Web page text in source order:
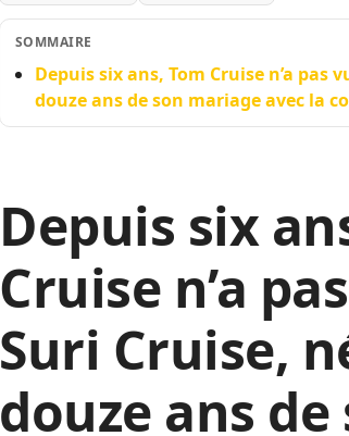
SOMMAIRE
Depuis six ans, Tom Cruise n’a pas
douze ans de son mariage avec la
Depuis six
Cruise n’a
Suri Cruise,
douze ans de